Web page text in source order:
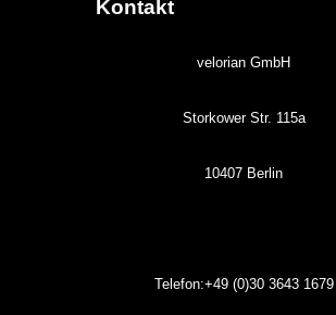
Kontakt
velorian GmbH
Storkower Str. 115a
10407 Berlin
Telefon:+49 (0)3036431679